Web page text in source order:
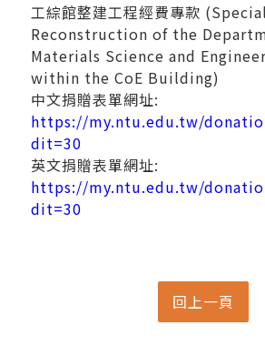
工綜館整建工程經費專款
Reconstruction of the
Materials Science and
within the CoE Building)
中文捐贈表單網址:
https://my.ntu.edu.tw/
dit=30
英文捐贈表單網址:
https://my.ntu.edu.tw/
dit=30